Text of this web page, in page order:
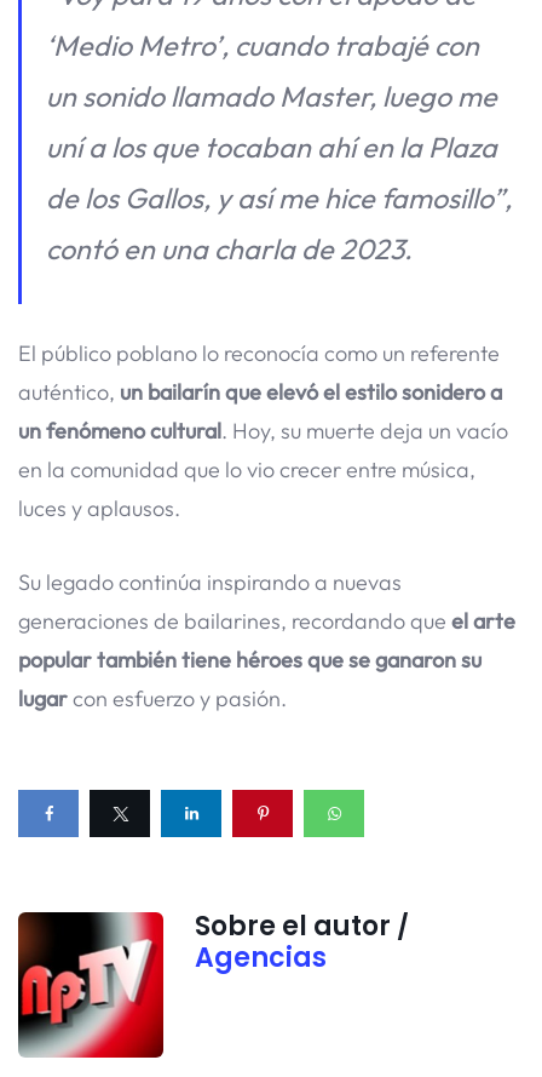
‘Medio Metro’, cuando trabajé con
un sonido llamado Master, luego me
uní a los que tocaban ahí en la Plaza
de los Gallos, y así me hice famosillo”,
contó en una charla de 2023.
El público poblano lo reconocía como un referente
auténtico, un bailarín que elevó el estilo sonidero a
un fenómeno cultural. Hoy, su muerte deja un vacío
en la comunidad que lo vio crecer entre música,
luces y aplausos.
Su legado continúa inspirando a nuevas
generaciones de bailarines, recordando que el arte
popular también tiene héroes que se ganaron su
lugarcon esfuerzo y pasión.
Sobre el autor /
Agencias